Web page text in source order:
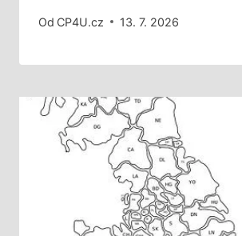
Od CP4U.cz 13. 7. 2026